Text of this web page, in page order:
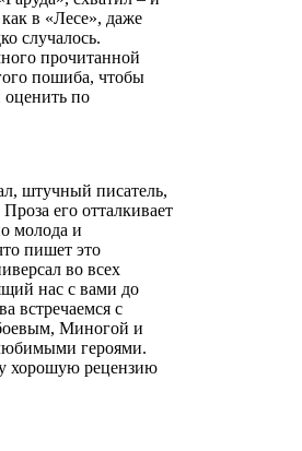
в «Лесе», даже
случалось.
прочитанной
пошиба, чтобы
оценить по
штучный писатель,
его отталкивает
молода и
пишет это
во всех
нас с вами до
встречаемся с
Миногой и
героями.
хорошую рецензию